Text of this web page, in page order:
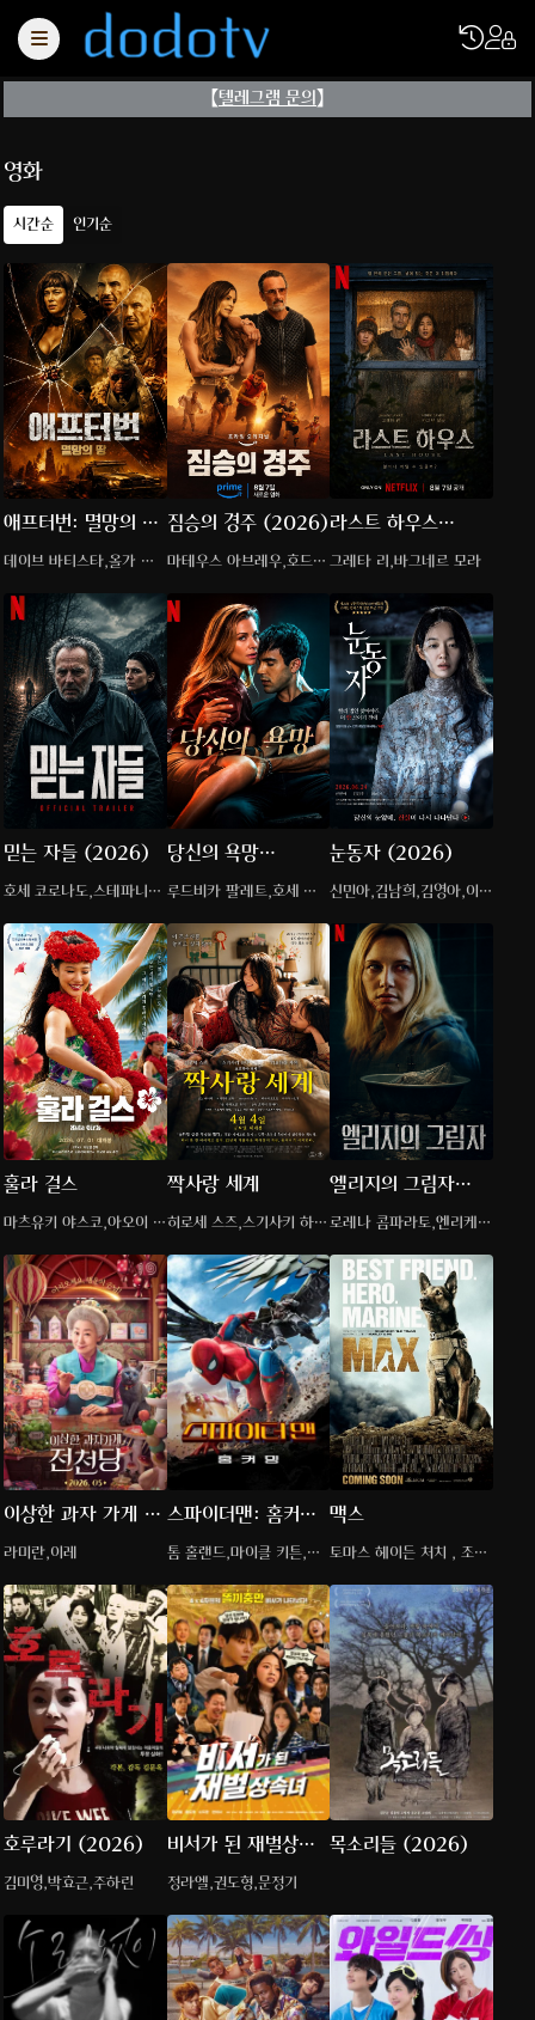
【텔레그램 문의】
영화
시간순 인기순
애프터번: 멸망의 땅
(2026)
데이브 바티스타,올가 쿠
짐승의 경주 (2026)
마테우스 아브레우,호드리
라스트 하우스
(2026)
그레타 리,바그네르 모라
믿는 자들 (2026)
호세 코로나도,스테파니
당신의 욕망
(2026)
루드비카 팔레트,호세 마
눈동자 (2026)
신민아,김남희,김영아,이승
훌라 걸스
마츠유키 야스코,아오이 유
짝사랑 세계
히로세 스즈,스기사키 하
엘리지의 그림자
(2026)
로레나 콤파라토,엔리케
이상한 과자 가게 전
천당
라미란,이레
스파이더맨: 홈커밍
(2017)
톰 홀랜드,마이클 키튼,로
맥스
토마스 헤이든 처치 , 조쉬
호루라기 (2026)
김미영,박효근,주하린
비서가 된 재벌상속
녀
정라엘,권도형,문정기
목소리들 (2026)